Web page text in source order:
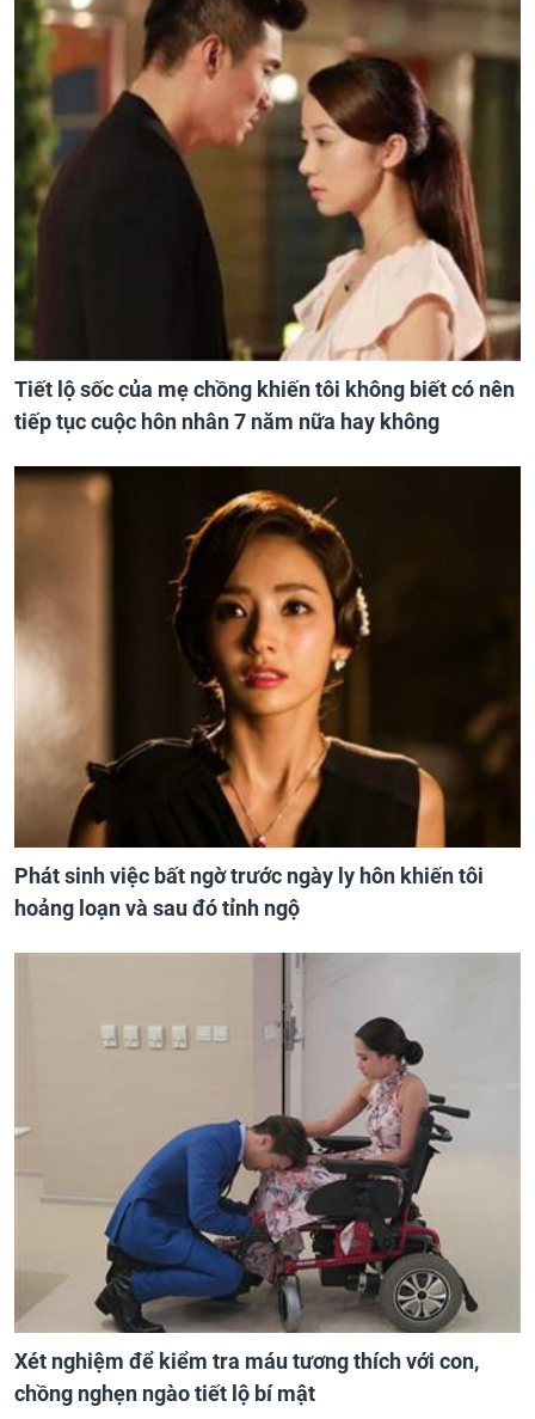
Tiết lộ sốc của mẹ chồng khiến tôi không biết có nên
tiếp tục cuộc hôn nhân 7 năm nữa hay không
Phát sinh việc bất ngờ trước ngày ly hôn khiến tôi
hoảng loạn và sau đó tỉnh ngộ
Xét nghiệm để kiểm tra máu tương thích với con,
chồng nghẹn ngào tiết lộ bí mật